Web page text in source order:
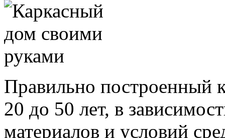
Правильно построенный
20 до 50 лет, в
материалов и условий